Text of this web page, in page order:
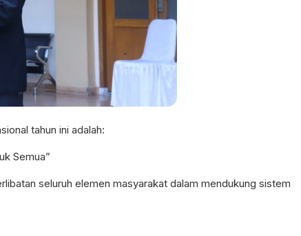
tahun ini adalah:
Semua”
seluruh elemen masyarakat dalam mendukung sistem